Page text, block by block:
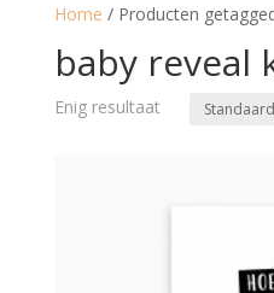
Home / Producten
baby reveal
Enig resultaat